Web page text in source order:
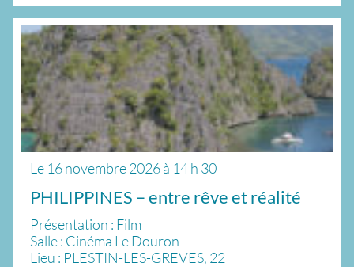
Le 16 novembre 2026à 14 h 30
PHILIPPINES – entre rêve et réalité
Présentation : Film
Salle : Cinéma Le Douron
Lieu : PLESTIN-LES-GREVES, 22